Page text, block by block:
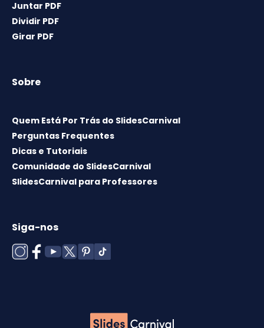
Juntar PDF
Dividir PDF
Girar PDF
Sobre
Quem Está Por Trás do SlidesCarnival
Perguntas Frequentes
Dicas e Tutoriais
Comunidade do SlidesCarnival
SlidesCarnival para Professores
Siga-nos